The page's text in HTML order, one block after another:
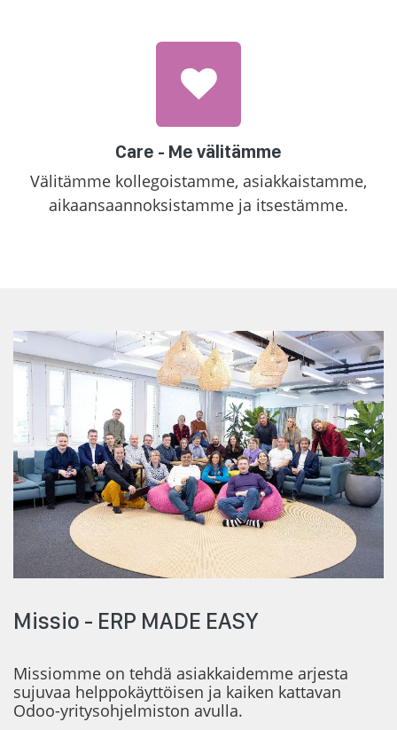
Care - Me välitämme
Välitämme kollegoistamme, asiakkaistamme,
aikaansaannoksistamme ja itsestämme.
Missio - ERP MADE EASY
Missiomme on tehdä asiakkaidemme arjesta
sujuvaa helppokäyttöisen ja kaiken kattavan
Odoo-yritysohjelmiston avulla.